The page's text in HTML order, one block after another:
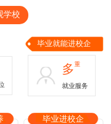
学校
毕业就能进校企
多重
就业服务
毕业进校企